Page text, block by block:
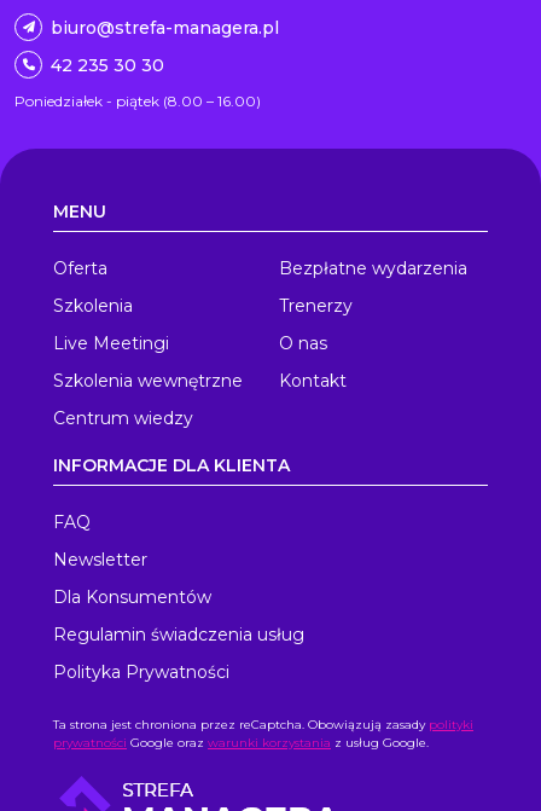
biuro@strefa-managera.pl
42 235 30 30
Poniedziałek - piątek (8.00 – 16.00)
MENU
Oferta
Szkolenia
Live Meetingi
Szkolenia wewnętrzne
Centrum wiedzy
Bezpłatne wydarzenia
Trenerzy
O nas
Kontakt
INFORMACJE DLA KLIENTA
FAQ
Newsletter
Dla Konsumentów
Regulamin świadczenia usług
Polityka Prywatności
Ta strona jest chroniona przez reCaptcha. Obowiązują zasady polityki
prywatności Google oraz warunki korzystania z usług Google.